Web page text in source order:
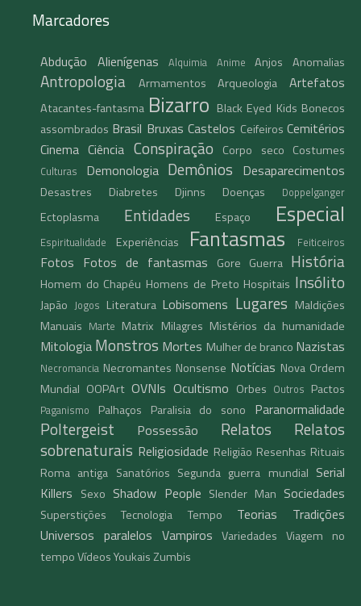
Marcadores
Abdução Alienígenas Alquimia Anime Anjos Anomalias
Antropologia Armamentos Arqueologia Artefatos
Atacantes-fantasma Bizarro Black Eyed Kids Bonecos
assombrados Brasil Bruxas Castelos Ceifeiros Cemitérios
Cinema Ciência Conspiração Corpo seco Costumes
Culturas Demonologia Demônios Desaparecimentos
Desastres Diabretes Djinns Doenças Doppelganger
Ectoplasma Entidades Espaço Especial
Espiritualidade Experiências Fantasmas Feiticeiros
Fotos Fotos de fantasmas Gore Guerra História
Homem do Chapéu Homens de Preto Hospitais Insólito
Japão Jogos Literatura Lobisomens Lugares Maldições
Manuais Marte Matrix Milagres Mistérios da humanidade
Mitologia Monstros Mortes Mulher de branco Nazistas
Necromancia Necromantes Nonsense Notícias Nova Ordem
Mundial OOPArt OVNIs Ocultismo Orbes Outros Pactos
Paganismo Palhaços Paralisia do sono Paranormalidade
Poltergeist Possessão Relatos
Relatos
sobrenaturais Religiosidade Religião Resenhas Rituais
Roma antiga Sanatórios Segunda guerra mundial Serial
Killers Sexo Shadow People Slender Man Sociedades
Superstições Tecnologia Tempo Teorias
Tradições
Universos paralelos Vampiros Variedades Viagem no
tempoVídeosYoukais Zumbis